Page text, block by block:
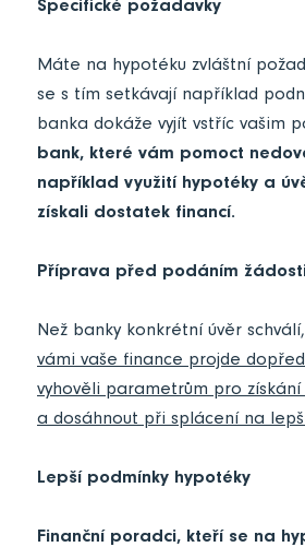
Specifické požadavky
Máte na hypotéku zvláštní
se s tím setkávají například
banka dokáže vyjít vstříc vašim
bank, které vám pomoct
například využití hypotéky a
získali dostatek financí.
Příprava před podáním
Než banky konkrétní úvěr
vámi vaše finance projde
vyhověli parametrům pro
a dosáhnout při splácení na
Lepší podmínky hypotéky
Finanční poradci, kteří se na